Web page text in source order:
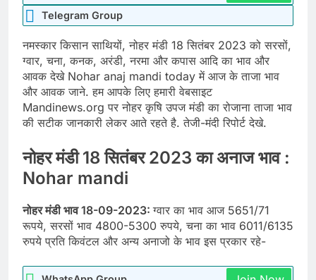
Telegram Group
नमस्कार किसान साथियों, नोहर मंडी 18 सितंबर 2023 को सरसों,
ग्वार, चना, कनक, अरंडी, नरमा और कपास आदि का भाव और
आवक देखे Nohar anaj mandi today में आज के ताजा भाव
और आवक जाने. हम आपके लिए हमारी वेबसाइट
Mandinews.org पर नोहर कृषि उपज मंडी का रोजाना ताजा भाव
की सटीक जानकारी लेकर आते रहते है. तेजी-मंदी रिपोर्ट देखे.
नोहर मंडी 18 सितंबर 2023 का अनाज भाव :
Nohar mandi
नोहर मंडी भाव 18-09-2023:ग्वार का भाव आज 5651/71
रूपये, सरसों भाव 4800-5300 रुपये, चना का भाव 6011/6135
रुपये प्रति किवंटल और अन्य अनाजो के भाव इस प्रकार रहे-